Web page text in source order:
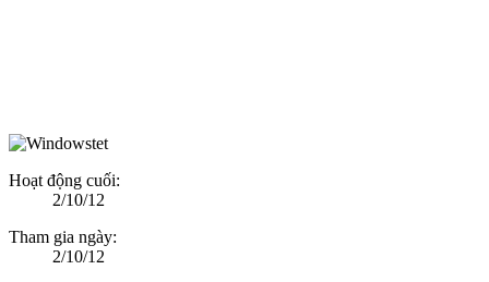
Hoạt động cuối:
2/10/12
Tham gia ngày:
2/10/12